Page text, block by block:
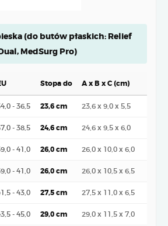
(do butów płaskich: Relief
MedSurg Pro)
Stopa do A x B x C (cm)
- 36,5 23,6 cm 23,6 x 9,0 x 5,5
- 38,5 24,6 cm 24,6 x 9,5 x 6,0
- 41,0 26,0 cm 26,0 x 10,0 x 6,0
- 41,0 26,0 cm 26,0 x 10,5 x 6,5
- 43,0 27,5 cm 27,5 x 11,0 x 6,5
- 45,0 29,0 cm 29,0 x 11,5 x 7,0